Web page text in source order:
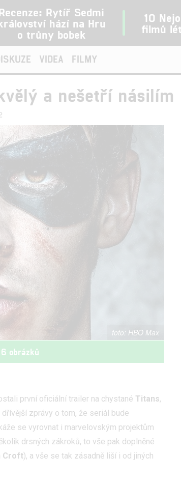
Rytíř Sedmi
hází na Hru
o trůny bobek
10
filmů
VIDEA FILMY
a nešetří násilím
HBO Max
obrázků
první oficiální trailer na chystané Titans,
zprávy o tom, že seriál bude
se vyrovnat i marvelovským projektům
drsných zákroků, to vše pak doplněné
Croft), a vše se tak zásadně liší i od jiných